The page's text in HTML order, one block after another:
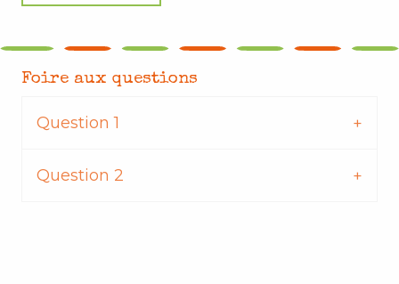
Foire aux questions
Question 1
Question 2